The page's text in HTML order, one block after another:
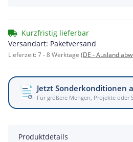
Kurzfristig lieferbar
Versandart: Paketversand
Lieferzeit:7 - 8 Werktage (DE - Ausland
Jetzt Sonderkonditionen
Für größere Mengen, Projekte oder
Produktdetails